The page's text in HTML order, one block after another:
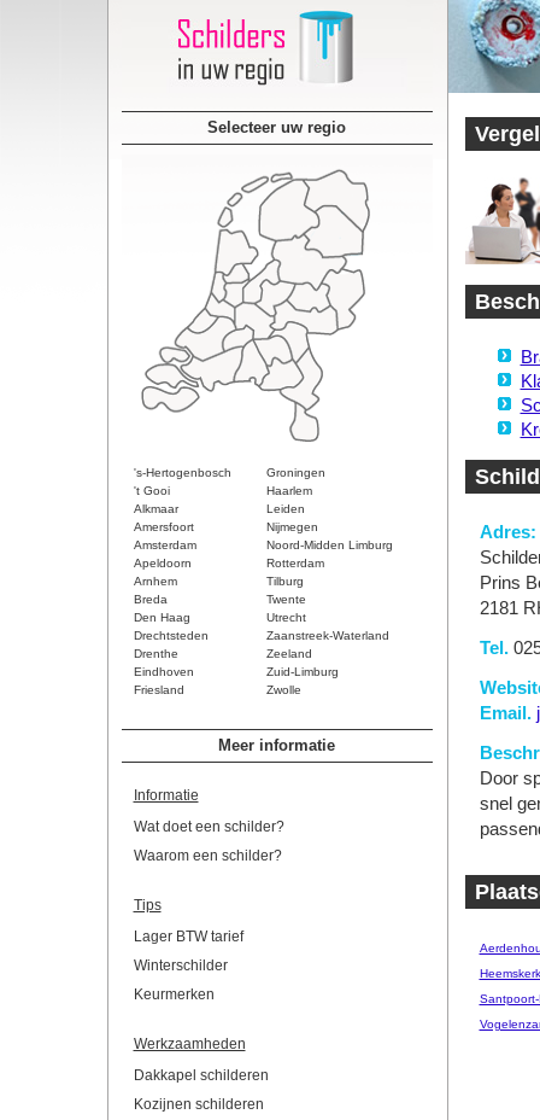
Selecteer uw regio
's-Hertogenbosch
Groningen
't Gooi
Haarlem
Alkmaar
Leiden
Amersfoort
Nijmegen
Amsterdam
Noord-Midden Limburg
Apeldoorn
Rotterdam
Arnhem
Tilburg
Breda
Twente
Den Haag
Utrecht
Drechtsteden
Zaanstreek-Waterland
Drenthe
Zeeland
Eindhoven
Zuid-Limburg
Friesland
Zwolle
Meer informatie
Informatie
Wat doet een schilder?
Waarom een schilder?
Tips
Lager BTW tarief
Winterschilder
Keurmerken
Werkzaamheden
Dakkapel schilderen
Kozijnen schilderen
Adres:
Prins
2181
Tel.
Email.
Door
snel
Heemskerk